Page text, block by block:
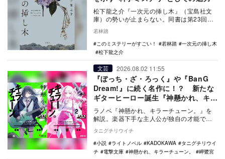
松下龍之介『一次元の挿し木』（宝島社文
庫）の勢いが止まらない。同書は第23回
グランプリを受…
若林踏
このミステリーがすごい！
若林踏
一次元の挿し木
松下龍之介
文芸 2026.08.02 11:55
『ぼっち・ざ・ろっく』や『BanG
Dream!』に続く名作に！？ 新たな
ギターヒーロー誕生『神懸かれ、キラ
ーチューン。』
ラノベ『神懸かれ、キラーチューン。』を
解説。楽器下手な主人公が独自の才能でオ
ズバンド劇の魅…
タニグチリウイチ
小説
ライトノベル KADOKAWA
タニグチリウイ
チ
電撃文庫 神懸かれ、キラーチューン。 岬鷺宮